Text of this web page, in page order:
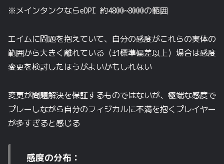
※メインタンクならeDPI 約4800~8000の範囲
エイムに問題を抱えていて、自分の感度がこれらの実体の
範囲から大きく離れている（±1標準偏差以上）場合は感度
変更を検討したほうがよいかもしれない
変更が問題解決を保証するものではないが、極端な感度で
プレーしながら自分のフィジカルに不満を抱くプレイヤー
が多すぎると感じる
感度の分布：